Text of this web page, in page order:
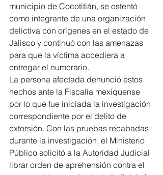
municipio de Cocotitlán, se ostentó
como integrante de una organización
delictiva con orígenes en el estado de
Jalisco y continuó con las amenazas
para que la víctima accediera a
entregar el numerario.
La persona afectada denunció estos
hechos ante la Fiscalía mexiquense
por lo que fue iniciada la investigación
correspondiente por el delito de
extorsión. Con las pruebas recabadas
durante la investigación, el Ministerio
Público solicitó a la Autoridad Judicial
librar orden de aprehensión contra el